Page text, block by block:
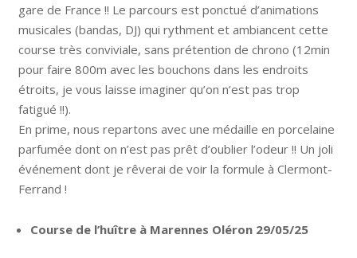
gare de France !! Le parcours est ponctué d’animations
musicales (bandas, DJ) qui rythment et ambiancent cette
course très conviviale, sans prétention de chrono (12min
pour faire 800m avec les bouchons dans les endroits
étroits, je vous laisse imaginer qu’on n’est pas trop
fatigué !!).
En prime, nous repartons avec une médaille en porcelaine
parfumée dont on n’est pas prêt d’oublier l’odeur !! Un joli
événement dont je rêverai de voir la formule à Clermont-
Ferrand !
Course de l’huître à Marennes Oléron 29/05/25